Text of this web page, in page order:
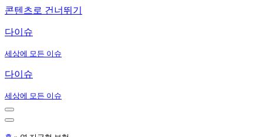
콘텐츠로 건너뛰기
다이슈
세상에 모든 이슈
다이슈
세상에 모든 이슈
내
비
게
내
비